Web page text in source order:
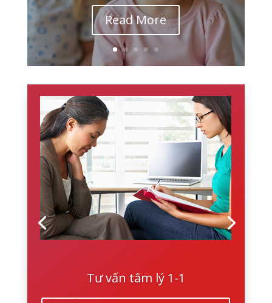
Read More
Tư vấn tâm lý 1-1